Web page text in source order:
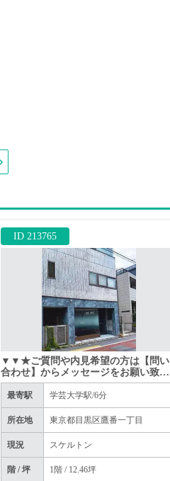
ID 213765
▼▼★ご質問や内見希望の方は【問い
合わせ】からメッセージをお願い致し
ます★※お電話はお控えください。
▼▼
最寄駅 学芸大学駅/6分
所在地 東京都目黒区鷹番一丁目
現況 スケルトン
階 / 坪 1階 / 12.46坪